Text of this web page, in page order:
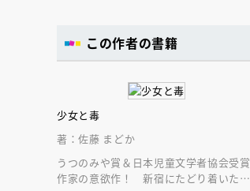
この作者の書籍
少女と毒
著：佐藤 まどか
うつのみや賞＆日本児童文学者協会受賞
作家の意欲作！ 新宿にたどり着いた家